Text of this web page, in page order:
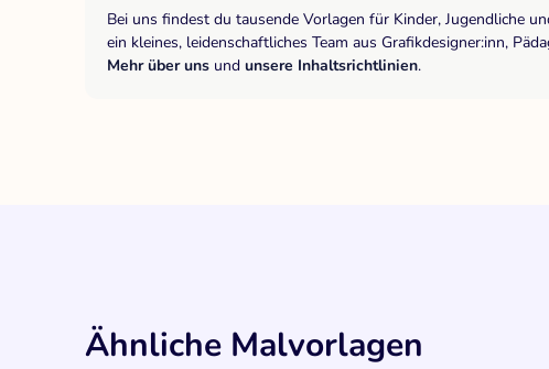
Bei uns findest du tausende Vorlagen für Kinder, Jugendliche
ein kleines, leidenschaftliches Team aus Grafikdesigner:inn,
Mehr über uns und unsere Inhaltsrichtlinien.
Ähnliche Malvorlagen